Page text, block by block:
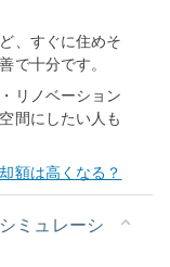
、すぐに住めそ
で十分です。
リノベーション
間にしたい人も
額は高くなる？
ミュレーシ